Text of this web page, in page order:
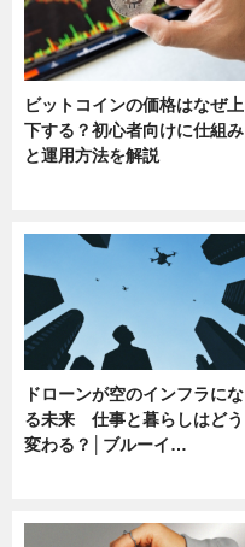
ビットコインの価格はなぜ上
下する？初心者向けに仕組み
と運用方法を解説
ドローンが空のインフラにな
る未来 仕事と暮らしはどう
変わる？│ブルーイ…